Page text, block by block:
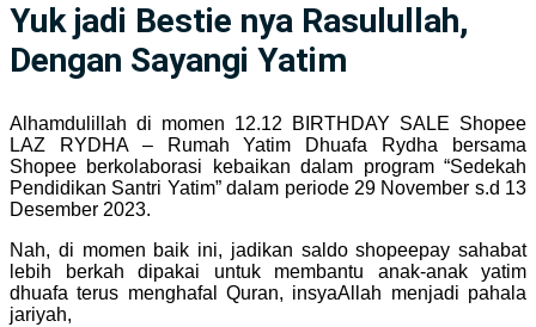
Yuk jadi Bestie nya Rasulullah,
Dengan Sayangi Yatim
Alhamdulillah di momen 12.12 BIRTHDAY SALE Shopee
LAZ RYDHA – Rumah Yatim Dhuafa Rydha bersama
Shopee berkolaborasi kebaikan dalam program “Sedekah
Pendidikan Santri Yatim” dalam periode 29 November s.d 13
Desember 2023.
Nah, di momen baik ini, jadikan saldo shopeepay sahabat
lebih berkah dipakai untuk membantu anak-anak yatim
dhuafa terus menghafal Quran, insyaAllah menjadi pahala
jariyah,